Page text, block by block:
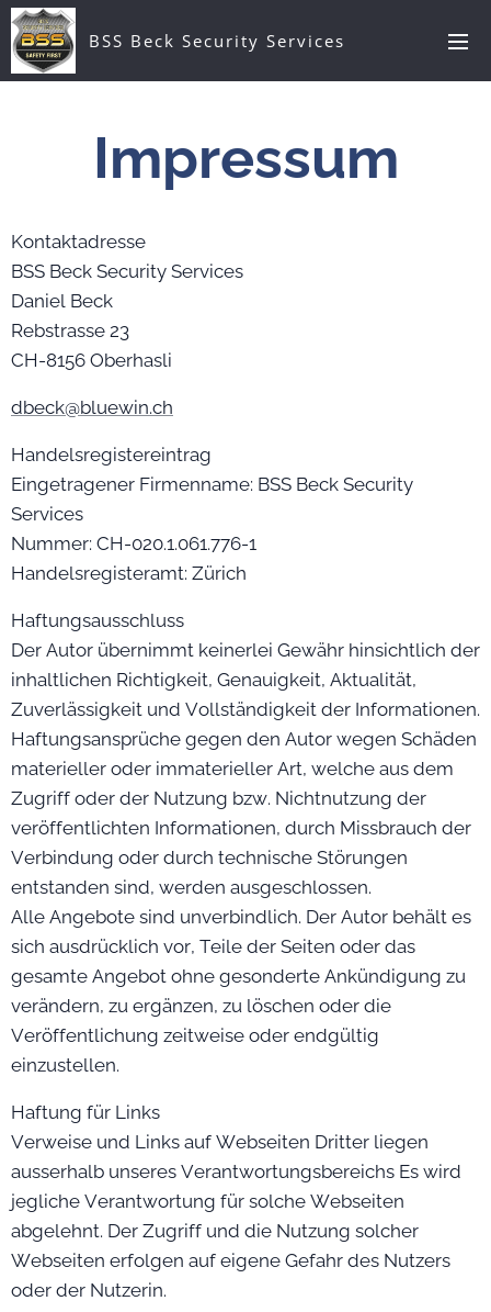
BSS Beck Security Services
Impressum
Kontaktadresse
BSS Beck Security Services
Daniel Beck
Rebstrasse 23
CH-8156 Oberhasli
dbeck@bluewin.ch
Handelsregistereintrag
Eingetragener Firmenname: BSS Beck Security
Services
Nummer: CH-020.1.061.776-1
Handelsregisteramt: Zürich
Haftungsausschluss
Der Autor übernimmt keinerlei Gewähr hinsichtlich der
inhaltlichen Richtigkeit, Genauigkeit, Aktualität,
Zuverlässigkeit und Vollständigkeit der Informationen.
Haftungsansprüche gegen den Autor wegen Schäden
materieller oder immaterieller Art, welche aus dem
Zugriff oder der Nutzung bzw. Nichtnutzung der
veröffentlichten Informationen, durch Missbrauch der
Verbindung oder durch technische Störungen
entstanden sind, werden ausgeschlossen.
Alle Angebote sind unverbindlich. Der Autor behält es
sich ausdrücklich vor, Teile der Seiten oder das
gesamte Angebot ohne gesonderte Ankündigung zu
verändern, zu ergänzen, zu löschen oder die
Veröffentlichung zeitweise oder endgültig
einzustellen.
Haftung für Links
Verweise und Links auf Webseiten Dritter liegen
ausserhalb unseres Verantwortungsbereichs Es wird
jegliche Verantwortung für solche Webseiten
abgelehnt. Der Zugriff und die Nutzung solcher
Webseiten erfolgen auf eigene Gefahr des Nutzers
oder der Nutzerin.